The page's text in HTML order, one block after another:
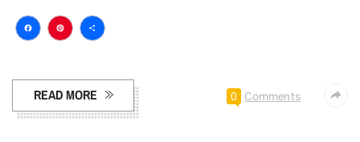
Facebook
Pinterest
Compartir
READ MORE 0 Comments